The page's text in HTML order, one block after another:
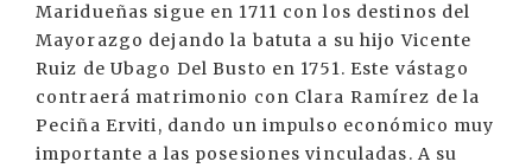
Maridueñas sigue en 1711 con los destinos del
Mayorazgo dejando la batuta a su hijo Vicente
Ruiz de Ubago Del Busto en 1751. Este vástago
contraerá matrimonio con Clara Ramírez de la
Peciña Erviti, dando un impulso económico muy
importante a las posesiones vinculadas. A su